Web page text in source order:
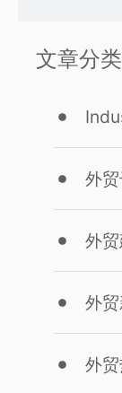
文章分类
外
外
外
外